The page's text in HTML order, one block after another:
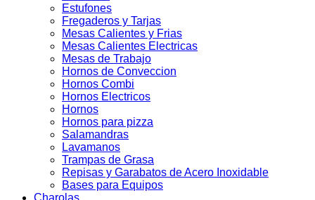
Estufones
Fregaderos y Tarjas
Mesas Calientes y Frias
Mesas Calientes Electricas
Mesas de Trabajo
Hornos de Conveccion
Hornos Combi
Hornos Electricos
Hornos
Hornos para pizza
Salamandras
Lavamanos
Trampas de Grasa
Repisas y Garabatos de Acero Inoxidable
Bases para Equipos
Charolas